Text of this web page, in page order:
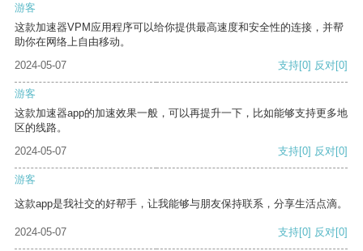
游客
这款加速器VPM应用程序可以给你提供最高速度和安全性的连接，并帮
助你在网络上自由移动。
2024-05-07
支持[0] 反对[0]
游客
这款加速器app的加速效果一般，可以再提升一下，比如能够支持更多地
区的线路。
2024-05-07
支持[0] 反对[0]
游客
这款app是我社交的好帮手，让我能够与朋友保持联系，分享生活点滴。
2024-05-07 支持[0] 反对[0]